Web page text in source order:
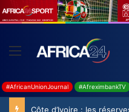
#AfricanUnionJournal #AfreximbankTV